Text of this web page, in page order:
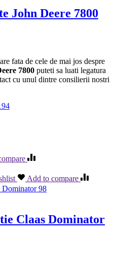
John Deere 7800
fata de cele de mai jos despre
7800 puteti sa luati legatura
cu unul dintre consilierii nostri
Add to compare
Claas Dominator